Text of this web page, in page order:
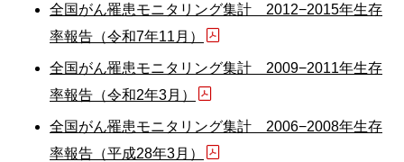
全国がん罹患モニタリング集計 2012−2015年生存
率報告（令和7年11月）
全国がん罹患モニタリング集計 2009−2011年生存
率報告（令和2年3月）
全国がん罹患モニタリング集計 2006−2008年生存
率報告（平成28年3月）